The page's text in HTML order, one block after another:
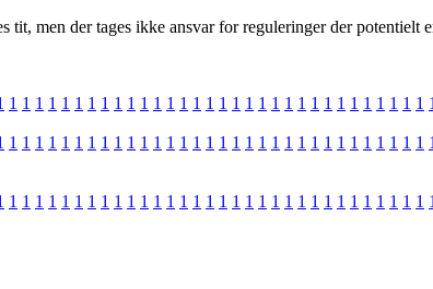
men der tages ikke ansvar for reguleringer der potentielt
1 1 1 1 1 1 1 1 1 1 1 1 1 1 1 1 1 1 1 1 1 1 1 1 1 1 1 1 1 1 1 1 1
1 1 1 1 1 1 1 1 1 1 1 1 1 1 1 1 1 1 1 1 1 1 1 1 1 1 1 1 1 1 1 1 1
1 1 1 1 1 1 1 1 1 1 1 1 1 1 1 1 1 1 1 1 1 1 1 1 1 1 1 1 1 1 1 1 1